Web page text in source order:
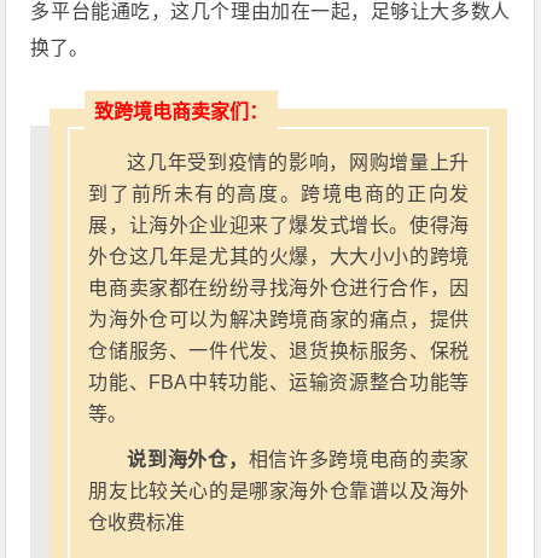
多平台能通吃，这几个理由加在一起，足够让大多数人
换了。
致跨境电商卖家们：
这几年受到疫情的影响，网购增量上升
到了前所未有的高度。跨境电商的正向发
展，让海外企业迎来了爆发式增长。使得海
外仓这几年是尤其的火爆，大大小小的跨境
电商卖家都在纷纷寻找海外仓进行合作，因
为海外仓可以为解决跨境商家的痛点，提供
仓储服务、一件代发、退货换标服务、保税
功能、FBA中转功能、运输资源整合功能等
等。
说到海外仓， 相信许多跨境电商的卖家
朋友比较关心的是哪家海外仓靠谱以及海外
仓收费标准